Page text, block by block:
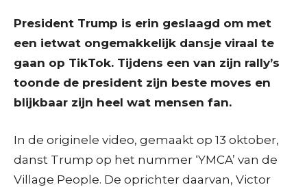
President Trump is erin geslaagd om met
een ietwat ongemakkelijk dansje viraal te
gaan op TikTok. Tijdens een van zijn rally’s
toonde de president zijn beste moves en
blijkbaar zijn heel wat mensen fan.
In de originele video, gemaakt op 13 oktober,
danst Trump op het nummer ‘YMCA’ van de
Village People. De oprichter daarvan, Victor